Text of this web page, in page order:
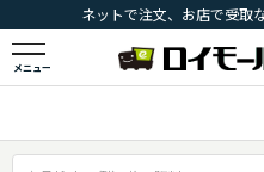
ネットで注文、お店で受取
メニュー